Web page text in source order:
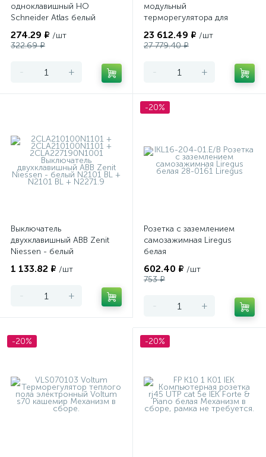
одноклавишный НО
Schneider Atlas белый
274.29 ₽ /шт
322.69 ₽
- +
модульный
терморегулятора для
программируемый Merten
23 612.49 ₽ /шт
27 779.40 ₽
- +
Выключатель
двухклавишный ABB Zenit
Niessen - белый
1 133.82 ₽ /шт
- +
-20%
Розетка с заземлением
самозажимная Liregus
белая
602.40 ₽ /шт
753 ₽
- +
-20% -20%